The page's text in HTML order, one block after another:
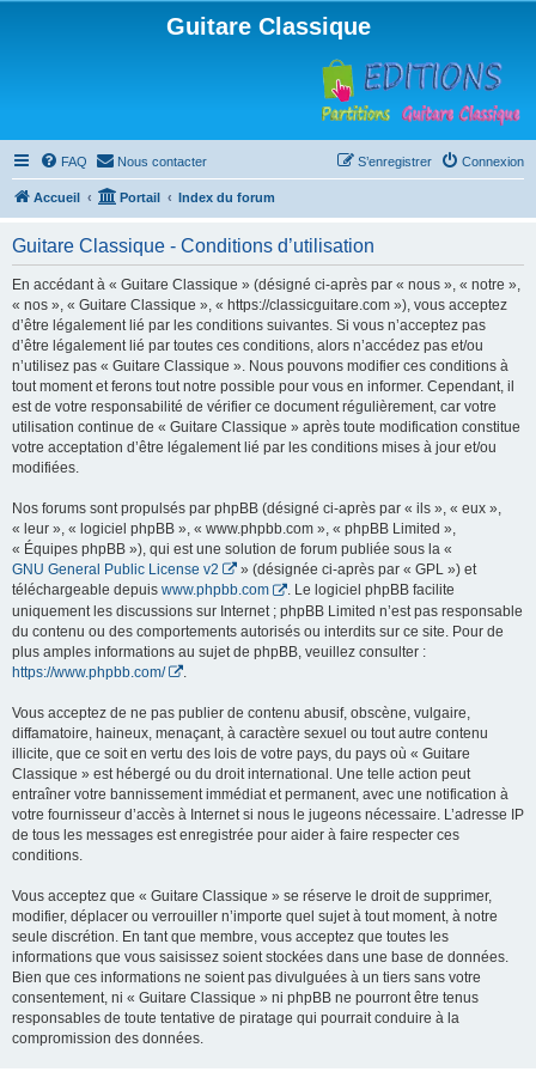
Guitare Classique
FAQ Nous contacter Connexion
S’enregistrer
Accueil Portail Index du forum
Guitare Classique - Conditions d’utilisation
En accédant à « Guitare Classique » (désigné ci-après par « nous », « notre »,
« nos », « Guitare Classique », « https://classicguitare.com »), vous acceptez
d’être légalement lié par les conditions suivantes. Si vous n’acceptez pas
d’être légalement lié par toutes ces conditions, alors n’accédez pas et/ou
n’utilisez pas « Guitare Classique ». Nous pouvons modifier ces conditions à
tout moment et ferons tout notre possible pour vous en informer. Cependant, il
est de votre responsabilité de vérifier ce document régulièrement, car votre
utilisation continue de « Guitare Classique » après toute modification constitue
votre acceptation d’être légalement lié par les conditions mises à jour et/ou
modifiées.
Nos forums sont propulsés par phpBB (désigné ci-après par « ils », « eux »,
« leur », « logiciel phpBB », « www.phpbb.com », « phpBB Limited »,
« Équipes phpBB »), qui est une solution de forum publiée sous la «
GNU General Public License v2
» (désignée ci-après par « GPL ») et
téléchargeable depuis www.phpbb.com
. Le logiciel phpBB facilite
uniquement les discussions sur Internet ; phpBB Limited n’est pas responsable
du contenu ou des comportements autorisés ou interdits sur ce site. Pour de
plus amples informations au sujet de phpBB, veuillez consulter :
https://www.phpbb.com/
Vous acceptez de ne pas publier de contenu abusif, obscène, vulgaire,
diffamatoire, haineux, menaçant, à caractère sexuel ou tout autre contenu
illicite, que ce soit en vertu des lois de votre pays, du pays où « Guitare
Classique » est hébergé ou du droit international. Une telle action peut
entraîner votre bannissement immédiat et permanent, avec une notification à
votre fournisseur d’accès à Internet si nous le jugeons nécessaire. L’adresse IP
de tous les messages est enregistrée pour aider à faire respecter ces
conditions.
Vous acceptez que « Guitare Classique » se réserve le droit de supprimer,
modifier, déplacer ou verrouiller n’importe quel sujet à tout moment, à notre
seule discrétion. En tant que membre, vous acceptez que toutes les
informations que vous saisissez soient stockées dans une base de données.
Bien que ces informations ne soient pas divulguées à un tiers sans votre
consentement, ni « Guitare Classique » ni phpBB ne pourront être tenus
responsables de toute tentative de piratage qui pourrait conduire à la
compromission des données.